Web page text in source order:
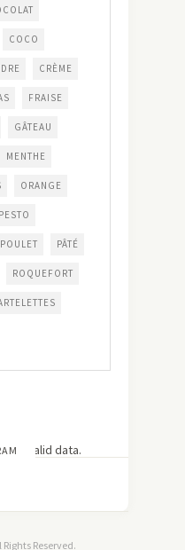
COCO
CRÈME
FRAISE
GÂTEAU
MENTHE
ORANGE
PESTO
POULET PÂTÉ
ROQUEFORT
invalid data.
Rights Reserved.